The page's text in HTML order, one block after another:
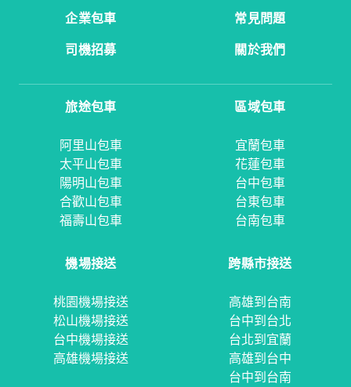
企業包車
常見問題
司機招募
關於我們
旅途包車
阿里山包車
太平山包車
陽明山包車
合歡山包車
福壽山包車
區域包車
宜蘭包車
花蓮包車
台中包車
台東包車
台南包車
機場接送
桃園機場接送
松山機場接送
台中機場接送
高雄機場接送
跨縣市接送
高雄到台南
台中到台北
台北到宜蘭
高雄到台中
台中到台南